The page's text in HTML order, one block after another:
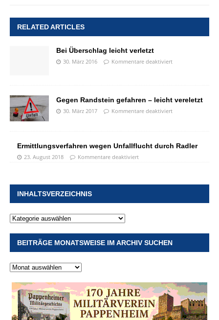
RELATED ARTICLES
Bei Überschlag leicht verletzt
30. März 2016 Kommentare deaktiviert
Gegen Randstein gefahren – leicht vereletzt
30. März 2017 Kommentare deaktiviert
Ermittlungsverfahren wegen Unfallflucht durch Radler
23. August 2018 Kommentare deaktiviert
INHALTSVERZEICHNIS
BEITRÄGE MONATSWEISE IM ARCHIV SUCHEN